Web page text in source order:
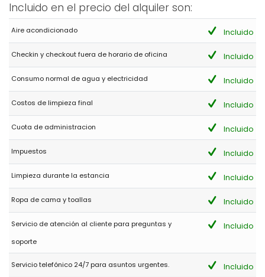
Incluido en el precio del alquiler son:
Aire acondicionado Incluido
Checkin y checkout fuera de horario de oficina Incluido
Consumo normal de agua y electricidad Incluido
Costos de limpieza final Incluido
Cuota de administracion Incluido
Impuestos Incluido
Limpieza durante la estancia Incluido
Ropa de cama y toallas Incluido
Servicio de atención al cliente para preguntas y
soporte
Incluido
Servicio telefónico 24/7 para asuntos urgentes. Incluido